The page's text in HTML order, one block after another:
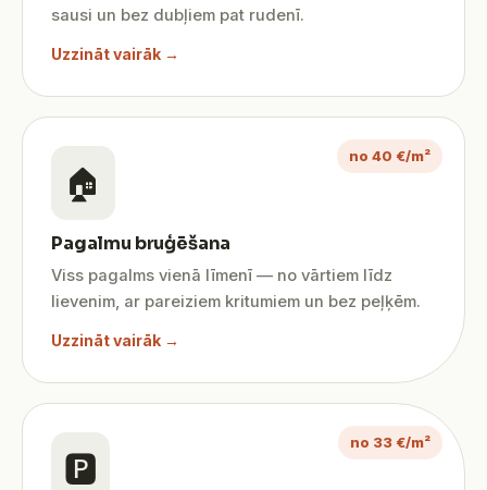
sausi un bez dubļiem pat rudenī.
Uzzināt vairāk →
no 40 €/m²
🏠
Pagalmu bruģēšana
Viss pagalms vienā līmenī — no vārtiem līdz
lievenim, ar pareiziem kritumiem un bez peļķēm.
Uzzināt vairāk →
no 33 €/m²
🅿️